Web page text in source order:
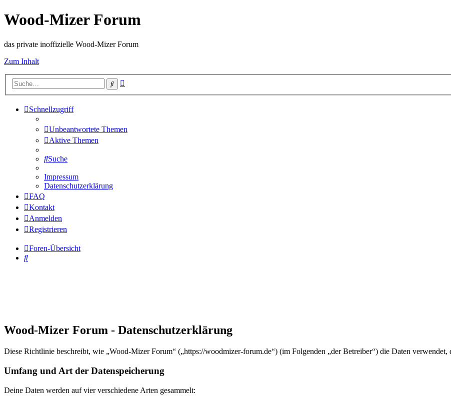
Wood-Mizer Forum
das private inoffizielle Wood-Mizer Forum
Zum Inhalt
Suche
Schnellzugriff
Unbeantwortete Themen
Aktive Themen
Suche
Impressum
Datenschutzerklärung
FAQ
Kontakt
Anmelden
Registrieren
Foren-Übersicht
Suche
Wood-Mizer Forum - Datenschutzerklärung
Diese Richtlinie beschreibt, wie „Wood-Mizer Forum“ („https://woodmizer-forum.de“) (im Folgenden „der Betreiber“) die Daten verwendet,
Umfang und Art der Datenspeicherung
Deine Daten werden auf vier verschiedene Arten gesammelt: